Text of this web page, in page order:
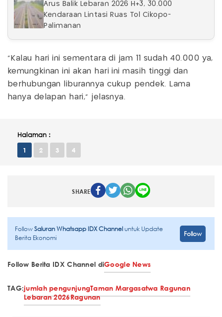
Arus Balik Lebaran 2026 H+3, 30.000
Kendaraan Lintasi Ruas Tol Cikopo-
Palimanan
“Kalau hari ini sementara di jam 11 sudah 40.000 ya,
kemungkinan ini akan hari ini masih tinggi dan
berhubungan liburannya cukup pendek. Lama
hanya delapan hari,” jelasnya.
Halaman :
1 2 3 4
SHARE
FollowSaluran Whatsapp IDX Channeluntuk Update
Berita Ekonomi
Follow
Follow Berita IDX Channel diGoogle News
TAG:jumlah pengunjungTaman Margasatwa Ragunan
Lebaran 2026Ragunan